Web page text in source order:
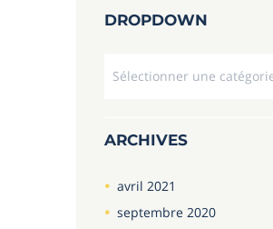
DROPDOWN
ARCHIVES
avril 2021
septembre 2020